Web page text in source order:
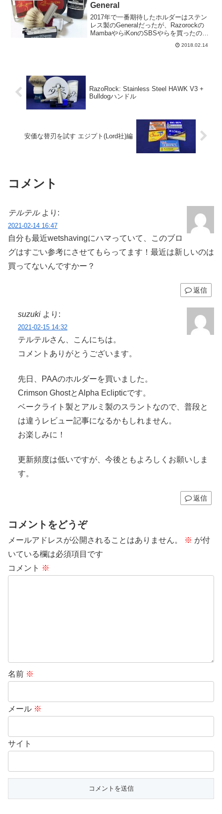
General
2017年で一番期待したホルダーはステン
レス製のGeneralだったが、Razorockの
MambaやらiKonのSBSやらを買ったので
後回しになってしまった。第一弾の発売
日は逃してしまったが、クリスマスの第
2018.02.14
RazoRock: Stainless Steel HAWK V3 +
Bulldogハンドル
安価な替刃を試す エジプト(Lord社)編
コメント
テルテル より:
2021-02-14 16:47
自分も最近wetshavingにハマっていて、このブロ
グはすごい参考にさせてもらってます！最近は新しいのは
買ってないんですかー？
返信
suzuki より:
2021-02-15 14:32
テルテルさん、こんにちは。
コメントありがとうございます。
先日、PAAのホルダーを買いました。
Crimson GhostとAlpha Eclipticです。
ベークライト製とアルミ製のスラントなので、普段と
は違うレビュー記事になるかもしれません。
お楽しみに！
更新頻度は低いですが、今後ともよろしくお願いしま
す。
返信
コメントをどうぞ
メールアドレスが公開されることはありません。 ※ が付
いている欄は必須項目です
コメント ※
名前 ※
メール ※
サイト